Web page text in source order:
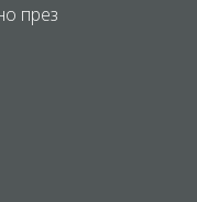
през